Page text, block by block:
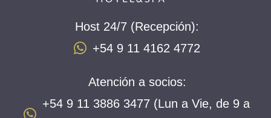
Host 24/7 (Recepción):
+54 9 11 4162 4772
Atención a socios:
+54 9 11 3886 3477 (Lun a Vie, de 9 a